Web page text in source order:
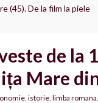
(45). De la film la piele
de la
Mare
, istorie, limba romana,